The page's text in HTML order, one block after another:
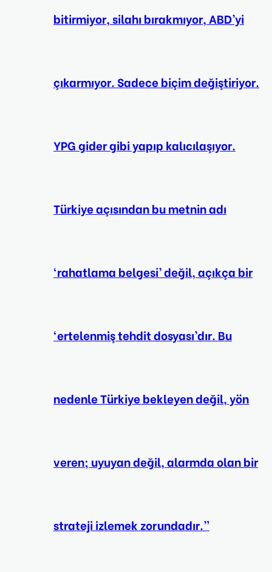
bitirmiyor, silahı bırakmıyor, ABD’yi
çıkarmıyor. Sadece biçim değiştiriyor.
YPG gider gibi yapıp kalıcılaşıyor.
Türkiye açısından bu metnin adı
‘rahatlama belgesi’ değil, açıkça bir
‘ertelenmiş tehdit dosyası’dır. Bu
nedenle Türkiye bekleyen değil, yön
veren; uyuyan değil, alarmda olan bir
strateji izlemek zorundadır.”